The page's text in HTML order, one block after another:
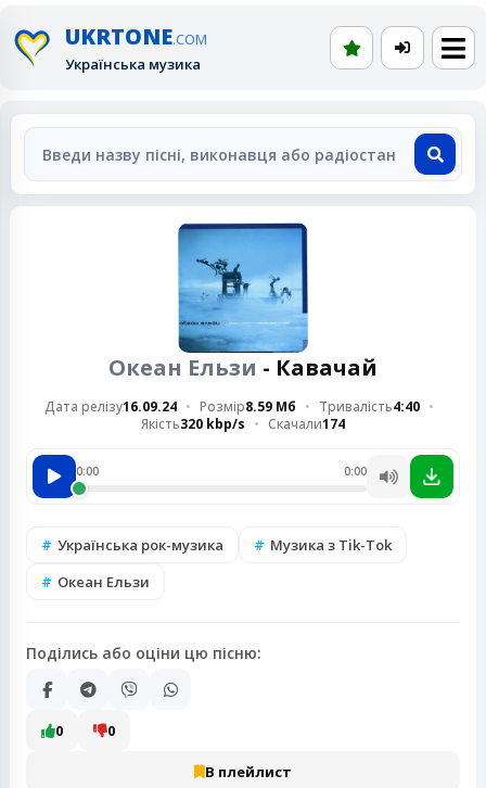
UKRTONE.COM
Українська музика
Океан Ельзи - Кавачай
Дата релізу16.09.24 Розмір8.59 Мб Тривалість4:40
Якість320 kbp/s Скачали174
0:00 0:00
Українська рок-музика
Музика з Tik-Tok
Океан Ельзи
Поділись або оціни цю пісню:
0 0
В плейлист